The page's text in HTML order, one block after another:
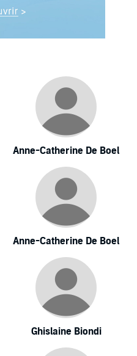
Anne-Catherine De Boel
Anne-Catherine De Boel
Ghislaine Biondi